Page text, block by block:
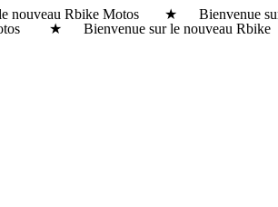
nouveau Rbike Motos ★ Bienvenue
★ Bienvenue sur le nouveau Rbike